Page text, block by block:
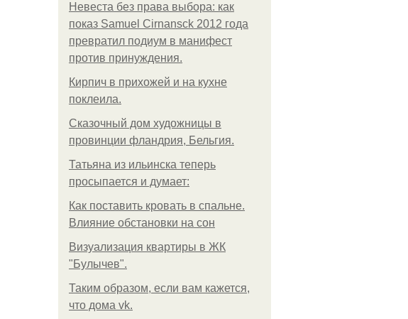
Невеста без права выбора: как
показ Samuel Cirnansck 2012 года
превратил подиум в манифест
против принуждения.
Кирпич в прихожей и на кухне
поклеила.
Сказочный дом художницы в
провинции фландрия, Бельгия.
Татьяна из ильинска теперь
просыпается и думает:
Как поставить кровать в спальне.
Влияние обстановки на сон
Визуализация квартиры в ЖК
"Булычев".
Таким образом, если вам кажется,
что дома vk.